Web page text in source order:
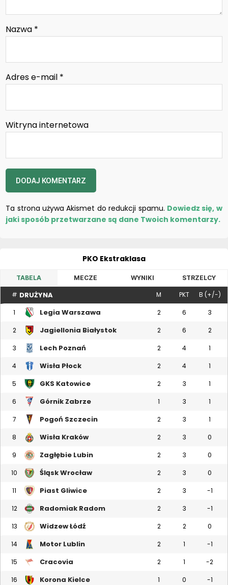
Nazwa *
Adres e-mail *
Witryna internetowa
Ta strona używa Akismet do redukcji spamu. Dowiedz się, w
jaki sposób przetwarzane są dane Twoich komentarzy.
PKO Ekstraklasa
TABELA MECZE WYNIKI STRZELCY
# DRUŻYNA M PKT B (+/-)
1 Legia Warszawa 2 6 3
2 Jagiellonia Białystok 2 6 2
3 Lech Poznań 2 4 1
4 Wisła Płock 2 4 1
5 GKS Katowice 2 3 1
6 Górnik Zabrze 1 3 1
7 Pogoń Szczecin 2 3 1
8 Wisła Kraków 2 3 0
9 Zagłębie Lubin 2 3 0
10 Śląsk Wrocław 2 3 0
11 Piast Gliwice 2 3 -1
12 Radomiak Radom 2 3 -1
13 Widzew Łódź 2 2 0
14 Motor Lublin 2 1 -1
15 Cracovia 2 1 -2
16 Korona Kielce 1 0 -1